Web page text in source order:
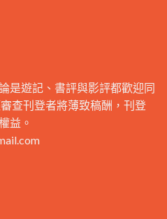
是遊記、書評與影評都歡迎同
查刊登者將薄致稿酬，刊登
益。